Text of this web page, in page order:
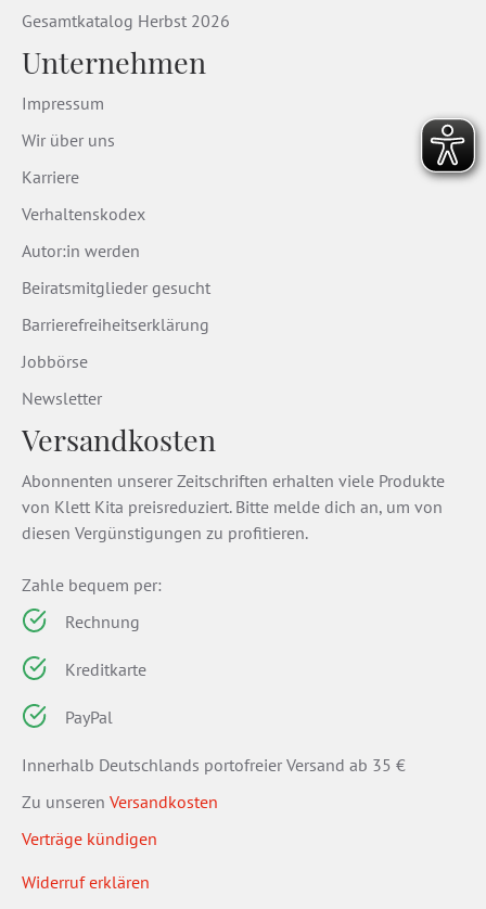
Gesamtkatalog Herbst 2026
Unternehmen
Impressum
Wir über uns
Karriere
Verhaltenskodex
Autor:in werden
Beiratsmitglieder gesucht
Barrierefreiheitserklärung
Jobbörse
Newsletter
Versandkosten
Abonnenten unserer Zeitschriften erhalten viele Produkte
von Klett Kita preisreduziert. Bitte melde dich an, um von
diesen Vergünstigungen zu profitieren.
Zahle bequem per:
Rechnung
Kreditkarte
PayPal
Innerhalb Deutschlands portofreier Versand ab 35 €
Zu unseren Versandkosten
Verträge kündigen
Widerruf erklären